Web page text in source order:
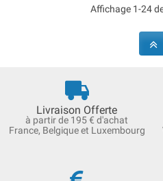
Affichage 1-24
Livraison Offerte
à partir de 195 € d'achat
France, Belgique et Luxembourg